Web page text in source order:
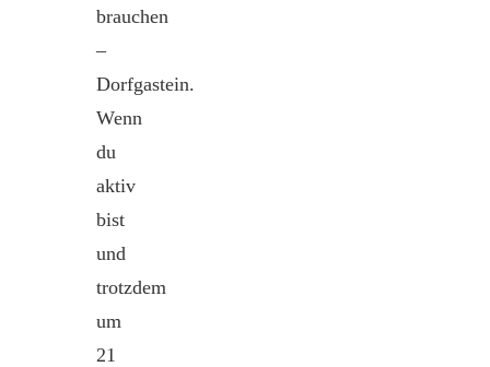
brauchen
–
Dorfgastein.
Wenn
du
aktiv
bist
und
trotzdem
um
21